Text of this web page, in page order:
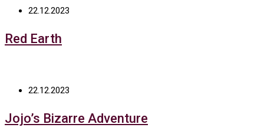
22.12.2023
Red Earth
22.12.2023
Jojo’s Bizarre Adventure